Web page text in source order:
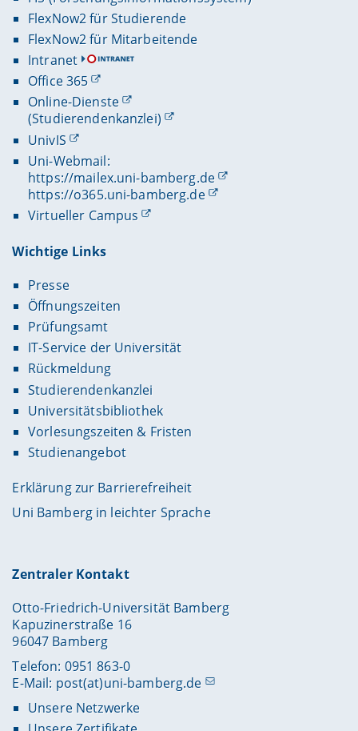
FlexNow2 für Studierende
FlexNow2 für Mitarbeitende
Intranet
Office 365
Online-Dienste
(Studierendenkanzlei)
UnivIS
Uni-Webmail:
https://mailex.uni-bamberg.de
https://o365.uni-bamberg.de
Virtueller Campus
Wichtige Links
Presse
Öffnungszeiten
Prüfungsamt
IT-Service der Universität
Rückmeldung
Studierendenkanzlei
Universitätsbibliothek
Vorlesungszeiten & Fristen
Studienangebot
Erklärung zur Barrierefreiheit
Uni Bamberg in leichter Sprache
Zentraler Kontakt
Otto-Friedrich-Universität Bamberg
Kapuzinerstraße 16
96047 Bamberg
Telefon: 0951 863-0
E-Mail: post(at)uni-bamberg.de
Unsere Netzwerke